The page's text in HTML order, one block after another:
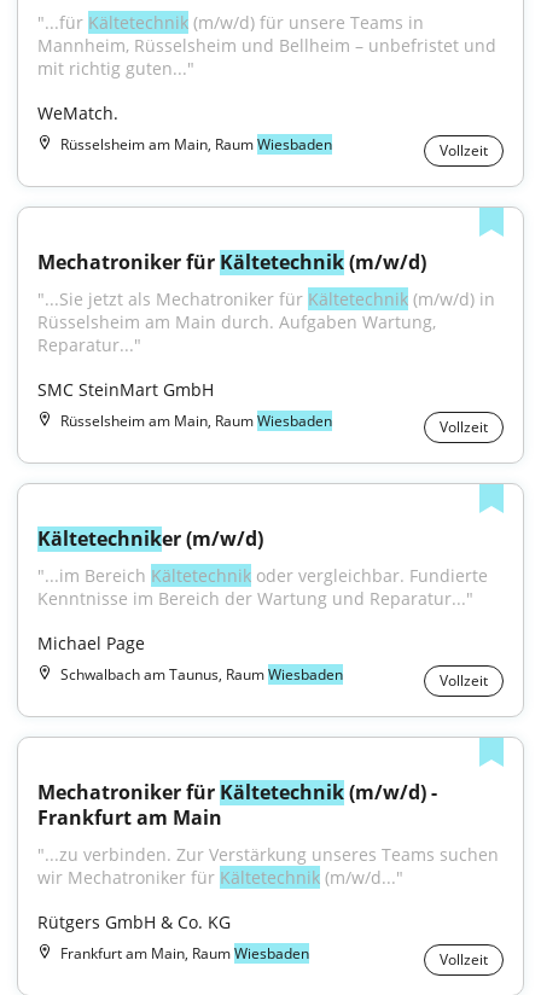
"...für Kältetechnik (m/w/d) für unsere Teams in
Mannheim, Rüsselsheim und Bellheim – unbefristet und
mit richtig guten..."
WeMatch.
Rüsselsheim am Main, RaumWiesbaden Vollzeit
Mechatroniker für Kältetechnik (m/w/d)
"...Sie jetzt als Mechatroniker für Kältetechnik (m/w/d) in
Rüsselsheim am Main durch. Aufgaben Wartung,
Reparatur..."
SMC SteinMart GmbH
Rüsselsheim am Main, RaumWiesbaden Vollzeit
Kältetechniker (m/w/d)
"...im Bereich Kältetechnik oder vergleichbar. Fundierte
Kenntnisse im Bereich der Wartung und Reparatur..."
Michael Page
Schwalbach am Taunus, RaumWiesbaden Vollzeit
Mechatroniker für Kältetechnik (m/w/d) -
Frankfurt am Main
"...zu verbinden. Zur Verstärkung unseres Teams suchen
wir Mechatroniker für Kältetechnik (m/w/d..."
Rütgers GmbH & Co. KG
Frankfurt am Main, RaumWiesbaden Vollzeit